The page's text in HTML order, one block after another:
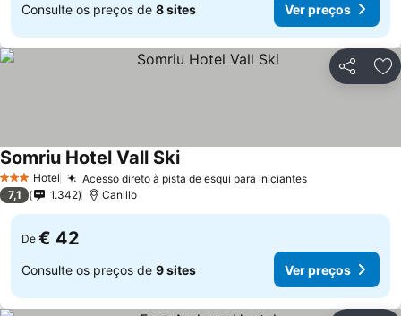
Consulte os preços de 8 sites Ver preços
Partilhar
3 EstrelasHotel Acesso direto à pista de esqui para iniciantesVer preços
Somriu Hotel Vall SkiVer preços
7,1 1.342 Canillo
De € 42
Consulte os preços de 9 sites Ver preços